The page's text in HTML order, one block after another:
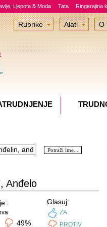
Ljepota & Moda Tata Ringerajina
Anđelo
49%
Glasuj:
ZA
PROTIV
Rubrike Alati O